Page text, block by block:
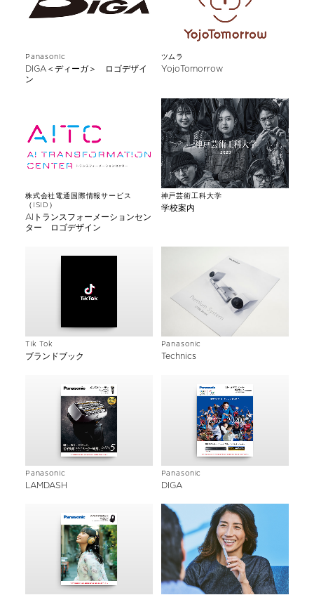
Panasonic
DIGA＜ディーガ＞ ロゴデザイ
ン
ツムラ
YojoTomorrow
株式会社電通国際情報サービス
（ISID）
AIトランスフォーメーションセン
ター ロゴデザイン
神戸芸術工科大学
学校案内
Tik Tok
ブランドブック
Panasonic
Technics
Panasonic
LAMDASH
Panasonic
DIGA